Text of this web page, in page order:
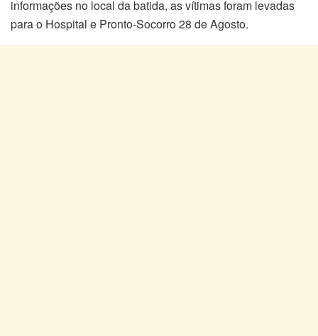
informações no local da batida, as vítimas foram levadas
para o Hospital e Pronto-Socorro 28 de Agosto.